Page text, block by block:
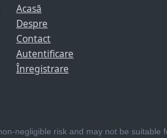
Acasă
Despre
Contact
Autentificare
Înregistrare